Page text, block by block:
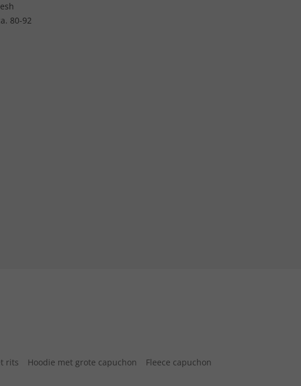
80-92
rits Hoodie met grote capuchon
Fleece capuchon